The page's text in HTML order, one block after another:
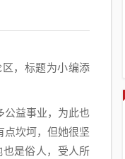
区，标题为小编添
公益事业，为此也
点坎坷，但她很坚
是俗人，受人所